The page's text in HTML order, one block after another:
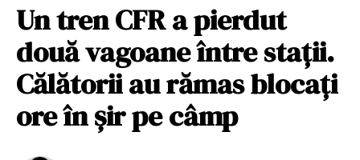
Un tren CFR a pierdut
două vagoane între stații.
Călătorii au rămas blocați
ore în șir pe câmp